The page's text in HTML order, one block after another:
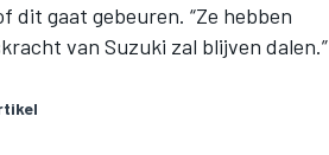
dit gaat gebeuren. “Ze hebben
van Suzuki zal blijven dalen.”